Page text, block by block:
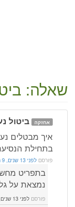
שאלה:
אחזקה ביטול
איך מבטלים
בתחילת
פורסם לפני 13 שנים, 9 חודשים
בתפריט
נמצאת על
פורסם לפני 13 שנים, 8 חודשים